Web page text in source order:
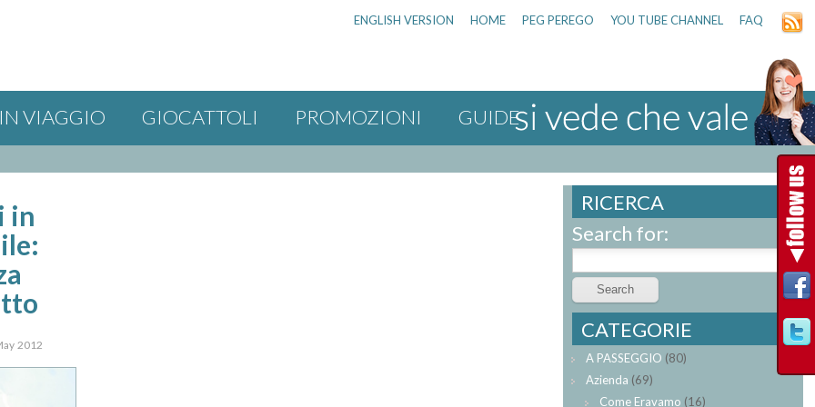
ENGLISH VERSION HOME PEG PEREGO YOU TUBE CHANNEL FAQ
IN VIAGGIO GIOCATTOLI PROMOZIONI
GUIDE
in
2012
RICERCA
Search for:
CATEGORIE
A PASSEGGIO (80)
Azienda (69)
Come Eravamo (16)